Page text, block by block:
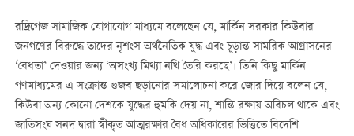
রদ্রিগেজ সামাজিক যোগাযোগ মাধ্যমে বলেছেন যে, মার্কিন সরকার কিউবার
জনগণের বিরুদ্ধে তাদের নৃশংস অর্থনৈতিক যুদ্ধ এবং চূড়ান্ত সামরিক আগ্রাসনের
‘বৈধতা’ দেওয়ার জন্য ‘অসংখ্য মিথ্যা নথি তৈরি করছে’। তিনি কিছু মার্কিন
গণমাধ্যমের এ সংক্রান্ত গুজব ছড়ানোর সমালোচনা করে জোর দিয়ে বলেন যে,
কিউবা অন্য কোনো দেশকে যুদ্ধের হুমকি দেয় না, শান্তি রক্ষায় অবিচল থাকে এবং
জাতিসংঘ সনদ দ্বারা স্বীকৃত আত্মরক্ষার বৈধ অধিকারের ভিত্তিতে বিদেশি